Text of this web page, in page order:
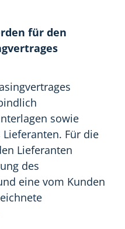
für den
sowie
Für die
Lieferanten
des
eine vom Kunden